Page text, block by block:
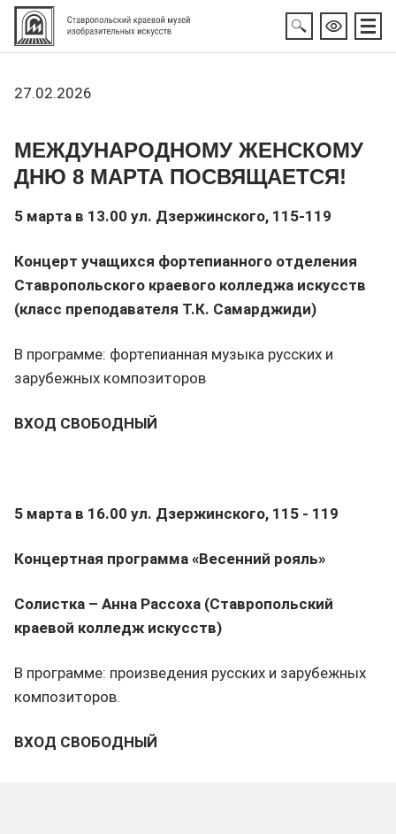
27.02.2026
МЕЖДУНАРОДНОМУ ЖЕНСКОМУ
ДНЮ 8 МАРТА ПОСВЯЩАЕТСЯ!
5 марта в 13.00 ул. Дзержинского, 115-119
Концерт учащихся фортепианного отделения
Ставропольского краевого колледжа искусств
(класс преподавателя Т.К. Самарджиди)
В программе: фортепианная музыка русских и
зарубежных композиторов
ВХОД СВОБОДНЫЙ
5 марта в 16.00 ул. Дзержинского, 115 - 119
Концертная программа «Весенний рояль»
Солистка – Анна Рассоха (Ставропольский
краевой колледж искусств)
В программе: произведения русских и зарубежных
композиторов.
ВХОД СВОБОДНЫЙ